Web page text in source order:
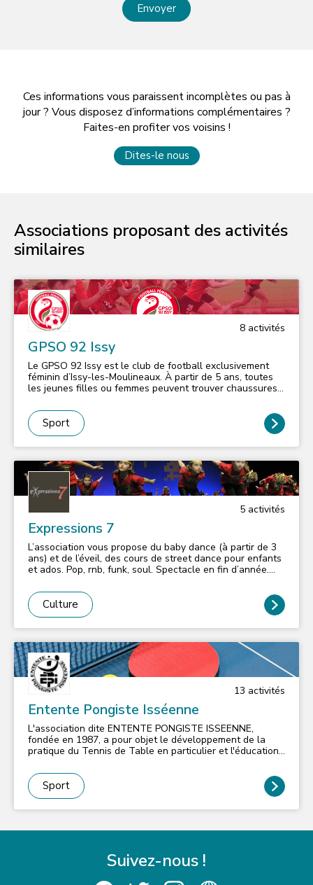
Envoyer
Ces informations vous paraissent incomplètes ou pas à
jour ? Vous disposez d’informations complémentaires ?
Faites-en profiter vos voisins !
Dites-le nous
Associations proposant des activités
similaires
8 activités
GPSO 92 Issy
Le GPSO 92 Issy est le club de football exclusivement
féminin d’Issy-les-Moulineaux. À partir de 5 ans, toutes
les jeunes filles ou femmes peuvent trouver chaussures
comptons 250 licenciées reparties dans 9 catégories : -
Équipe professionnelle (évoluant en D2) - Équipe réserve
(évoluant en Régional 1 de la Ligue de Paris Ile-de-
France) - Foot Loisir Seniors - U19F National - U18F
(labellisée « 0r » par la Fédération Française de Football
depuis 2016) Le Club dispose de divers équipements mis
à disposition par la ville d’Issy-les-Moulineaux comme la
Cité des Sports, le stade Gabriel Voisin et le stade de l’Ile
Billancourt.
Sport
5 activités
Expressions 7
L’association vous propose du baby dance (à partir de 3
ans) et de l’éveil, des cours de street dance pour enfants
et ados. Pop, rnb, funk, soul. Spectacle en fin d’année.
abdos fessiers. Cours d’essai gratuit.
Culture
13 activités
Entente Pongiste Isséenne
L'association dite ENTENTE PONGISTE ISSEENNE,
fondée en 1987, a pour objet le développement de la
pratique du Tennis de Table en particulier et l'éducation
Sport
Suivez-nous !